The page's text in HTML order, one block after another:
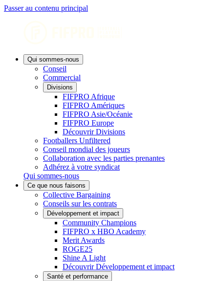
Passer au contenu principal
Qui sommes-nous
Conseil
Commercial
Divisions
FIFPRO Afrique
FIFPRO Amériques
FIFPRO Asie/Océanie
FIFPRO Europe
Découvrir Divisions
Footballers Unfiltered
Conseil mondial des joueurs
Collaboration avec les parties prenantes
Adhérez à votre syndicat
Qui sommes-nous
Ce que nous faisons
Collective Bargaining
Conseils sur les contrats
Développement et impact
Community Champions
FIFPRO x HBO Academy
Merit Awards
ROGE25
Shine A Light
Découvrir Développement et impact
Santé et performance